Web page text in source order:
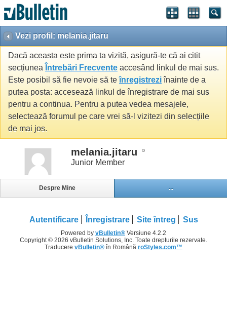
Vezi profil: melania.jitaru
Dacă aceasta este prima ta vizită, asigură-te că ai citit
secțiunea Întrebări Frecvente accesând linkul de mai sus.
Este posibil să fie nevoie să teînregistreziînainte de a
putea posta: accesează linkul de înregistrare de mai sus
pentru a continua. Pentru a putea vedea mesajele,
selectează forumul pe care vrei să-l vizitezi din selecțiile
de mai jos.
melania.jitaru
Junior Member
Despre Mine ...
Autentificare Înregistrare Site întreg Sus
Powered by vBulletin® Versiune 4.2.2
Copyright © 2026 vBulletin Solutions, Inc. Toate drepturile rezervate.
Traducere vBulletin® în Română roStyles.com™